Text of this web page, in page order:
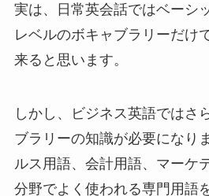
実は、日常英会話ではベーシ
レベルのボキャブラリーだけ
来ると思います。
しかし、ビジネス英語ではさ
ブラリーの知識が必要になり
ルス用語、会計用語、マーケ
分野でよく使われる専門用語